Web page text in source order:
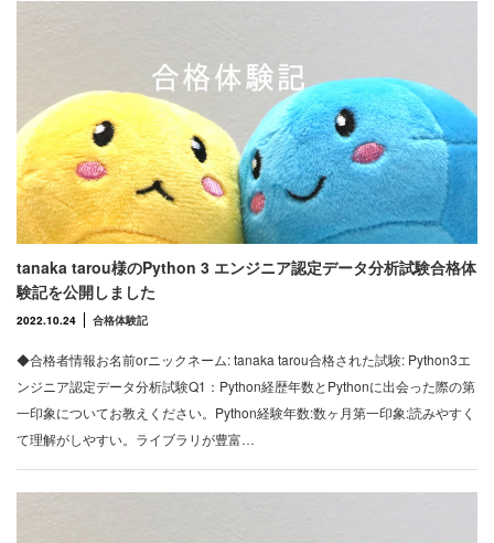
tanaka tarou様のPython 3 エンジニア認定データ分析試験合格体
験記を公開しました
2022.10.24 合格体験記
◆合格者情報お名前orニックネーム: tanaka tarou合格された試験: Python3エ
ンジニア認定データ分析試験Q1：Python経歴年数とPythonに出会った際の第
一印象についてお教えください。Python経験年数:数ヶ月第一印象:読みやすく
て理解がしやすい。ライブラリが豊富…